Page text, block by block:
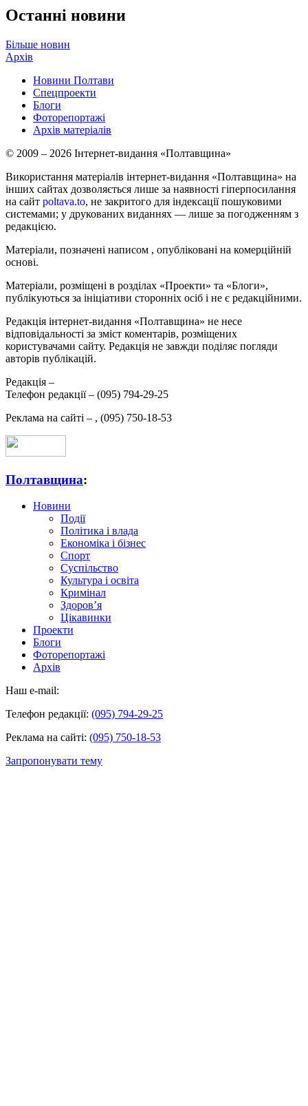
Останні новини
Більше новин
Архів
Новини Полтави
Спецпроекти
Блоги
Фоторепортажі
Архів матеріалів
© 2009 – 2026 Інтернет-видання «Полтавщина»
Використання матеріалів інтернет-видання «Полтавщина» на
інших сайтах дозволяється лише за наявності гіперпосилання
на сайт poltava.to, не закритого для індексації пошуковими
системами; у друкованих виданнях — лише за погодженням з
редакцією.
Матеріали, позначені написом , опубліковані на комерційній
основі.
Матеріали, розміщені в розділах «Проекти» та «Блоги»,
публікуються за ініціативи сторонніх осіб і не є редакційними.
Редакція інтернет-видання «Полтавщина» не несе
відповідальності за зміст коментарів, розміщених
користувачами сайту. Редакція не завжди поділяє погляди
авторів публікацій.
Редакція –
Телефон редакції – (095) 794-29-25
Реклама на сайті – , (095) 750-18-53
Полтавщина:
Новини
Події
Політика і влада
Економіка і бізнес
Спорт
Суспільство
Культура і освіта
Кримінал
Здоров’я
Цікавинки
Проекти
Блоги
Фоторепортажі
Архів
Наш e-mail:
Телефон редакції: (095) 794-29-25
Реклама на сайті: (095) 750-18-53
Запропонувати тему